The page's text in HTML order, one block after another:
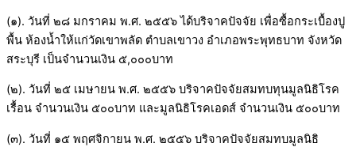
(๑). วันที่ ๒๘ มกราคม พ.ศ. ๒๕๕๖ ได้บริจาคปัจจัย เพื่อซื้อกระเบื้องปู
พื้น ห้องน้ำให้แก่วัดเขาพลัด ตำบลเขาวง อำเภอพระพุทธบาท จังหวัด
สระบุรี เป็นจำนวนเงิน ๕,๐๐๐บาท
(๒). วันที่ ๒๕ เมษายน พ.ศ. ๒๕๕๖ บริจาคปัจจัยสมทบทุนมูลนิธิโรค
เรื้อน จำนวนเงิน ๕๐๐บาท และมูลนิธิโรคเอดส์ จำนวนเงิน ๕๐๐บาท
(๓). วันที่ ๑๕ พฤศจิกายน พ.ศ. ๒๕๕๖ บริจาคปัจจัยสมทบมูลนิธิ